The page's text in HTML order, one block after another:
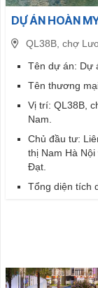
DỰ ÁN HOÀN
QL38B, chợ
Tên dự án: Dự
Tên thương
Vị trí: QL38B,
Nam.
Chủ đầu tư:
thị Nam Hà
Đạt.
Tổng diện tích